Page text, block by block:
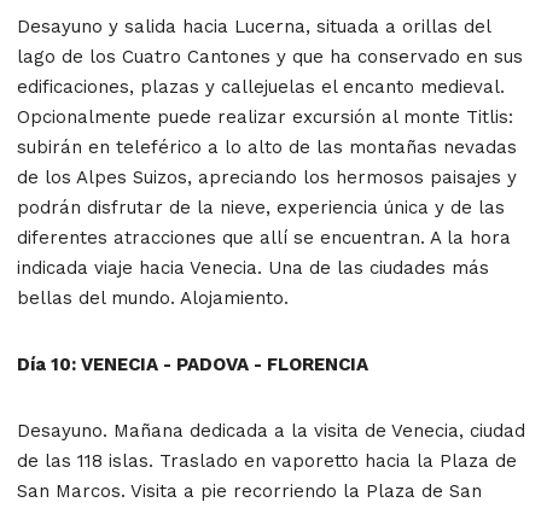
Desayuno y salida hacia Lucerna, situada a orillas del
lago de los Cuatro Cantones y que ha conservado en sus
edificaciones, plazas y callejuelas el encanto medieval.
Opcionalmente puede realizar excursión al monte Titlis:
subirán en teleférico a lo alto de las montañas nevadas
de los Alpes Suizos, apreciando los hermosos paisajes y
podrán disfrutar de la nieve, experiencia única y de las
diferentes atracciones que allí se encuentran. A la hora
indicada viaje hacia Venecia. Una de las ciudades más
bellas del mundo. Alojamiento.
Día 10: VENECIA - PADOVA - FLORENCIA
Desayuno. Mañana dedicada a la visita de Venecia, ciudad
de las 118 islas. Traslado en vaporetto hacia la Plaza de
San Marcos. Visita a pie recorriendo la Plaza de San